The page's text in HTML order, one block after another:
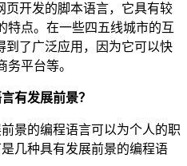
页开发的脚本语言，它具有较
特点。在一些四五线城市的互
到了广泛应用，因为它可以快
平台等。
有发展前景？
景的编程语言可以为个人的职
几种具有发展前景的编程语